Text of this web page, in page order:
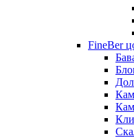
FineBer